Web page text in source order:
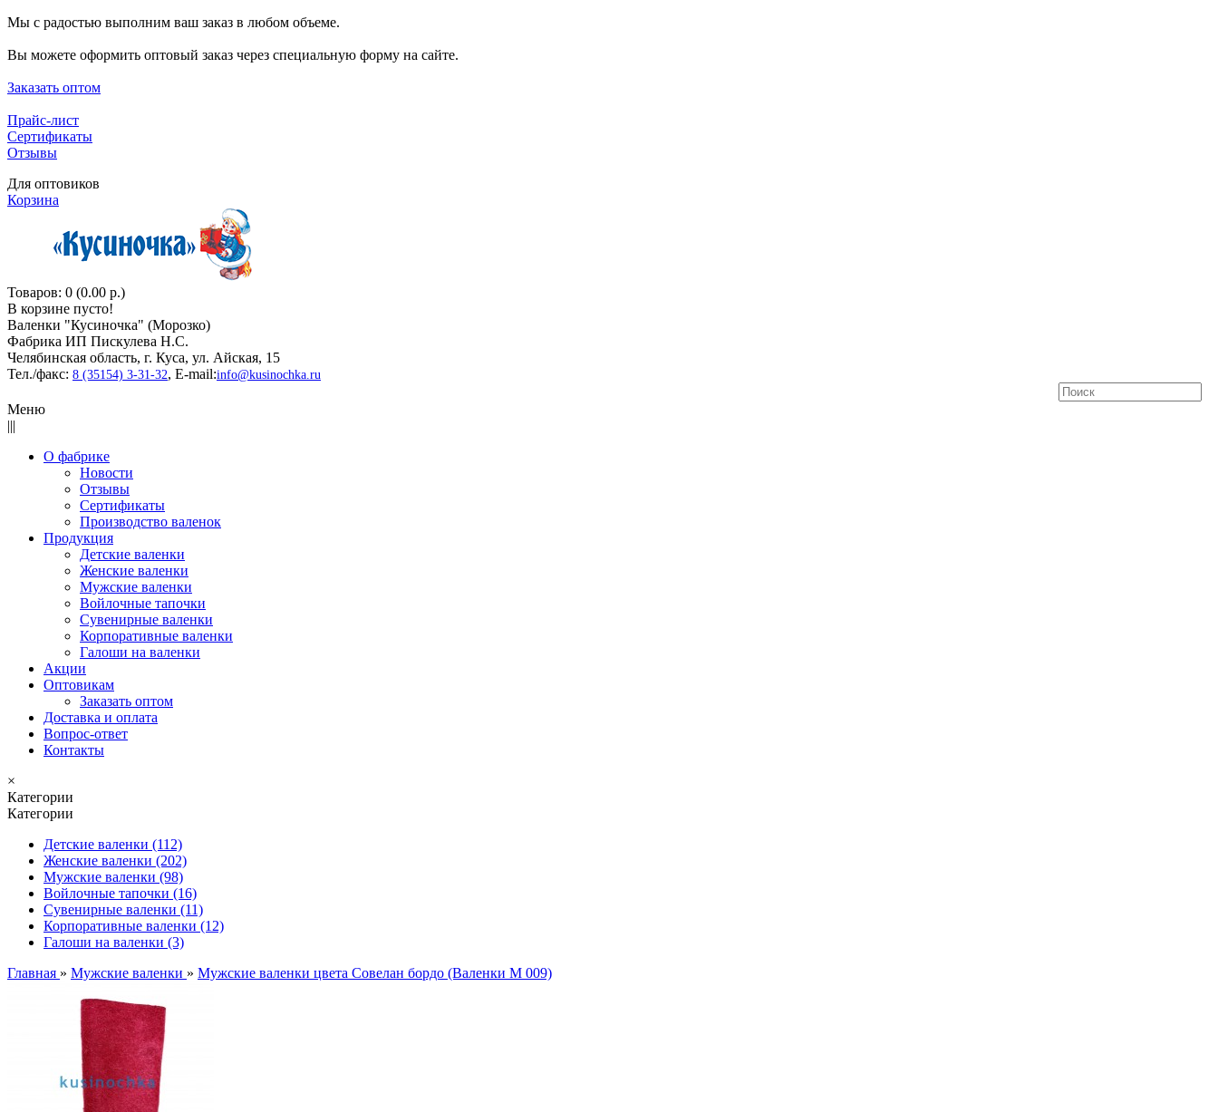
Мы с радостью выполним ваш заказ в любом объеме.
Вы можете оформить оптовый заказ через специальную форму на сайте.
Заказать оптом
Прайс-лист
Сертификаты
Отзывы
Для оптовиков
Корзина
Товаров: 0 (0.00 р.)
В корзине пусто!
Валенки "Кусиночкa" (Морозко)
Фабрика ИП Пискулева Н.С.
Челябинская область, г. Куса, ул. Айская, 15
Тел./факс: 8 (35154) 3-31-32, E-mail:info@kusinochka.ru
Меню
|||
О фабрике
Новости
Отзывы
Сертификаты
Производство валенок
Продукция
Детские валенки
Женские валенки
Мужские валенки
Войлочные тапочки
Сувенирные валенки
Корпоративные валенки
Галоши на валенки
Акции
Оптовикам
Заказать оптом
Доставка и оплата
Вопрос-ответ
Контакты
×
Категории
Категории
Детские валенки (112)
Женские валенки (202)
Мужские валенки (98)
Войлочные тапочки (16)
Сувенирные валенки (11)
Корпоративные валенки (12)
Галоши на валенки (3)
Главная » Мужские валенки » Мужские валенки цвета Совелан бордо (Валенки М 009)